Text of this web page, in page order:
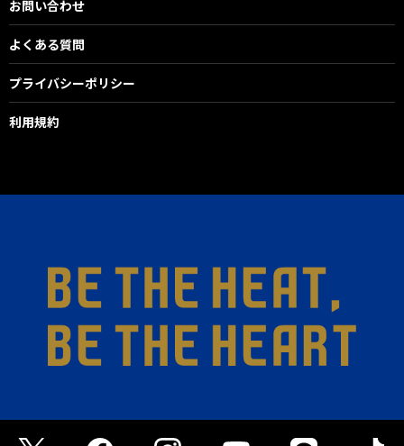
お問い合わせ
よくある質問
プライバシーポリシー
利用規約